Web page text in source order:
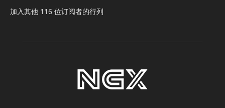
加入其他 116 位订阅者的行列